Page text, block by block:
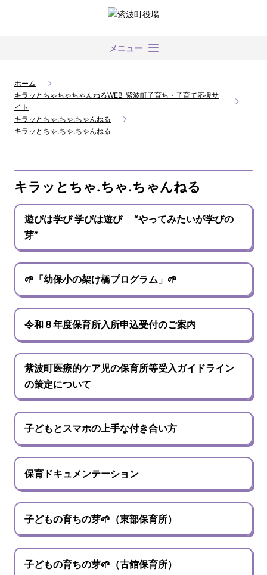
メニュー
ホーム
キラッとちゃちゃちゃんねるWEB_紫波町子育ち・子育て応援サ
イト
キラッとちゃ.ちゃ.ちゃんねる
キラッとちゃ.ちゃ.ちゃんねる
キラッとちゃ.ちゃ.ちゃんねる
遊びは学び 学びは遊び “やってみたいが学びの
芽”
🌱「幼保小の架け橋プログラム」🌱
令和８年度保育所入所申込受付のご案内
紫波町医療的ケア児の保育所等受入ガイドライン
の策定について
子どもとスマホの上手な付き合い方
保育ドキュメンテーション
子どもの育ちの芽🌱（東部保育所）
子どもの育ちの芽🌱（古館保育所）